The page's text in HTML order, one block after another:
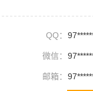
QQ：
微信：
邮箱：